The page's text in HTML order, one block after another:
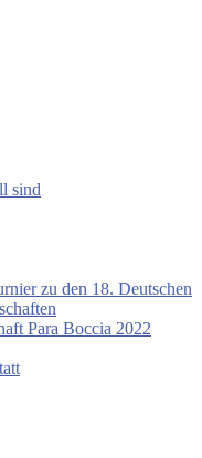
sind
zu den 18. Deutschen
Para Boccia 2022